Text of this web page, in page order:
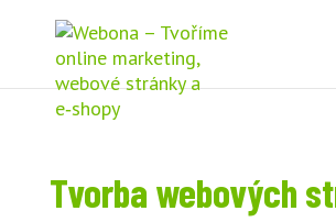
Tvorba webových